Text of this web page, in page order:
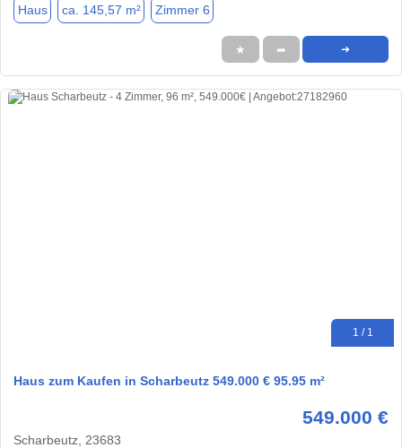
Haus ca. 145,57 m² Zimmer 6
★ ➦ ➜
1 / 1
Haus zum Kaufen in Scharbeutz 549.000 € 95.95 m²
549.000 €
Scharbeutz, 23683